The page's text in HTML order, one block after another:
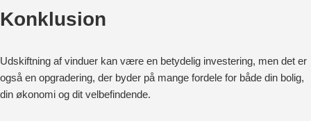
Konklusion
Udskiftning af vinduer kan være en betydelig investering, men det er
også en opgradering, der byder på mange fordele for både din bolig,
din økonomi og dit velbefindende.